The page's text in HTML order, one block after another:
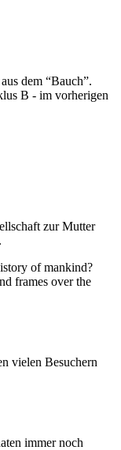
dem “Bauch”.
B - im vorherigen
zur Mutter
of mankind?
frames over the
vielen Besuchern
immer noch